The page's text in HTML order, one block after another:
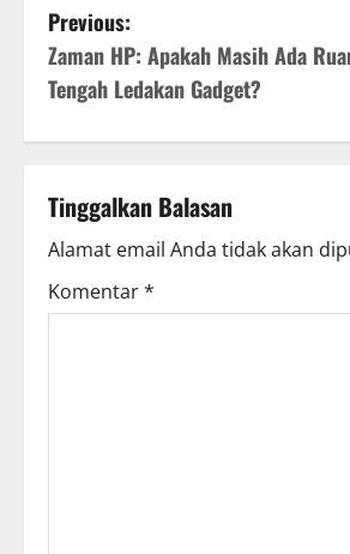
P
o
s
n
a
v
Previous:
Zaman HP: Apakah Masih Ada
Tengah Ledakan Gadget?
Tinggalkan Balasan
Alamat email Anda tidak akan
Komentar*